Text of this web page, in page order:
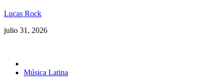
Lucas Rock
julio 31, 2026
Música Latina